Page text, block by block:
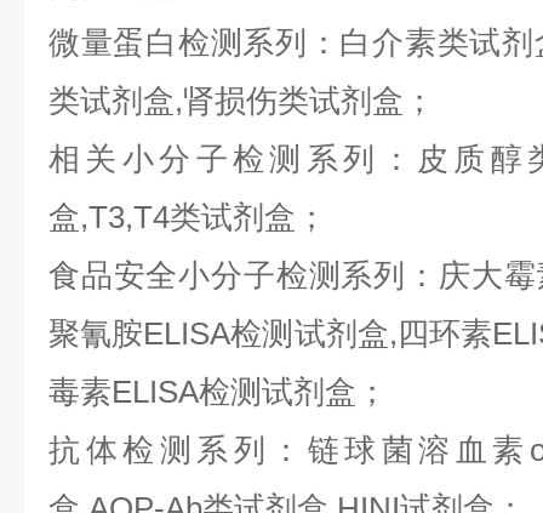
微量蛋白检测系列：白介素类试
类试剂盒,肾损伤类试剂盒；
相关小分子检测系列：皮质醇
盒,T3,T4类试剂盒；
食品安全小分子检测系列：庆大
聚氰胺ELISA检测试剂盒,四环素
毒素ELISA检测试剂盒；
抗体检测系列：链球菌溶血素